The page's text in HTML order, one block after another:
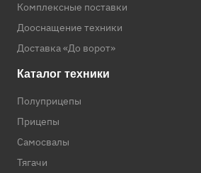
Комплексные поставки
Дооснащение техники
Доставка «До ворот»
Каталог техники
Полуприцепы
Прицепы
Самосвалы
Тягачи